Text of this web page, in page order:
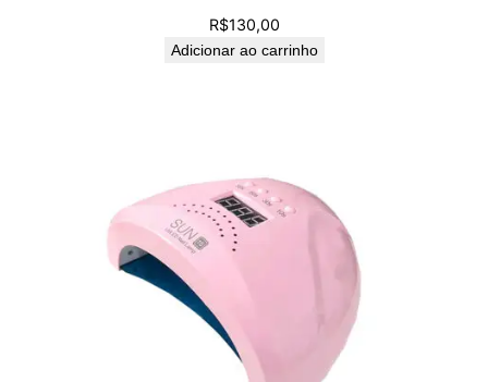
R$130,00
Adicionar ao carrinho